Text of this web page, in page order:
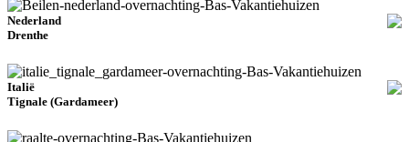
Nederland
Drenthe
Italië
Tignale (Gardameer)